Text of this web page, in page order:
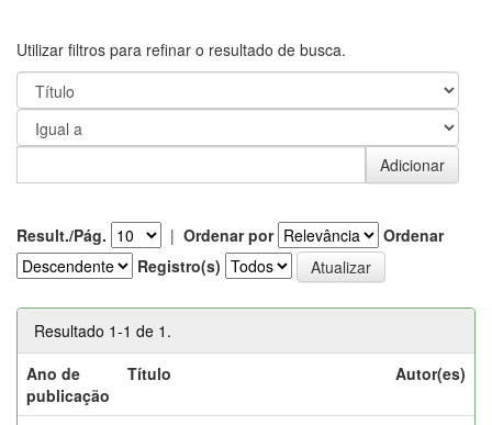
Utilizar filtros para refinar o resultado de busca.
Result./Pág. | Ordenar por
Ordenar
Registro(s)
Resultado 1-1 de 1.
Ano de
publicação
Título Autor(es)